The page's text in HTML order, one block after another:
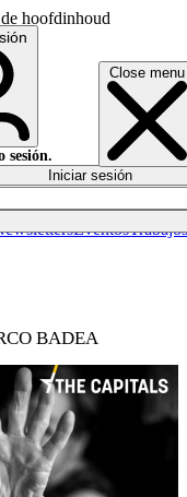
hoofdinhoud
Close menu
EventosTrabajos
sesión.
Iniciar sesión
BADEA